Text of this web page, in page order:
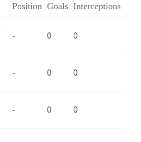
Position Goals Interceptions
- 0 0
- 0 0
- 0 0